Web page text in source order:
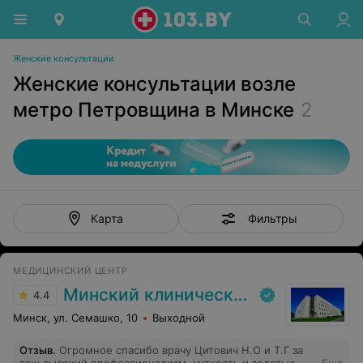
Женские консультации
Женские консультации возле
метро Петровщина в Минске 2
Карта Фильтры
МЕДИЦИНСКИЙ ЦЕНТР
4.4 Минский клинический консультативно-диагностический центр
Минск, ул. Семашко, 10 Выходной
Отзыв. Огромное спасибо врачу Цитович Н.О и Т.Г за